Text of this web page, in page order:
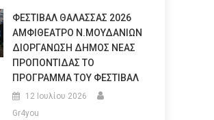
ΦΕΣΤΙΒΑΛ ΘΑΛΑΣΣΑΣ 2026
ΑΜΦΙΘΕΑΤΡΟ Ν.ΜΟΥΔΑΝΙΩΝ
ΔΙΟΡΓΑΝΩΣΗ ΔΗΜΟΣ ΝΕΑΣ
ΠΡΟΠΟΝΤΙΔΑΣ ΤΟ
ΠΡΟΓΡΑΜΜΑ ΤΟΥ ΦΕΣΤΙΒΑΛ
12 Ιουλίου 2026
Gr4you